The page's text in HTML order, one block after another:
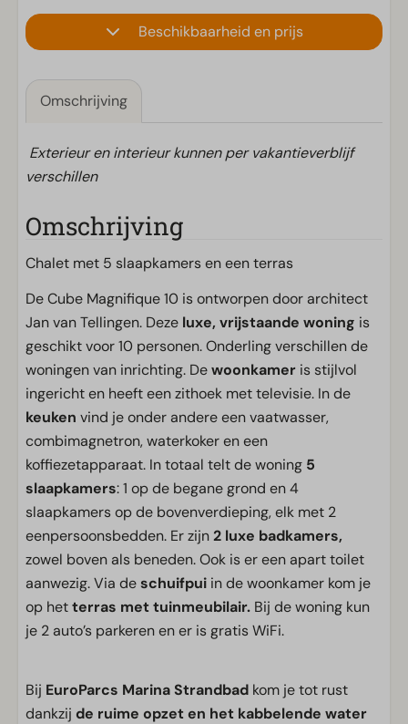
Beschikbaarheid en prijs
Omschrijving
Exterieur en interieur kunnen per vakantieverblijf
verschillen
Omschrijving
Chalet met 5 slaapkamers en een terras
De Cube Magnifique 10 is ontworpen door architect
Jan van Tellingen. Deze luxe, vrijstaande woning is
geschikt voor 10 personen. Onderling verschillen de
woningen van inrichting. Dewoonkamer is stijlvol
ingericht en heeft een zithoek met televisie. In de
keuken vind je onder andere een vaatwasser,
combimagnetron, waterkoker en een
koffiezetapparaat. In totaal telt de woning 5
slaapkamers: 1 op de begane grond en 4
slaapkamers op de bovenverdieping, elk met 2
eenpersoonsbedden. Er zijn2 luxe badkamers,
zowel boven als beneden. Ook is er een apart toilet
aanwezig. Via deschuifpui in de woonkamer kom je
op hetterras met tuinmeubilair. Bij de woning kun
je 2 auto’s parkeren en er is gratis WiFi.
Bij EuroParcs Marina Strandbad kom je tot rust
dankzij de ruime opzet en het kabbelende water